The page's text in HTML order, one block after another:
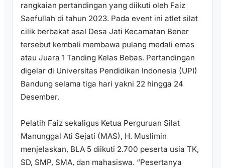
rangkaian pertandingan yang diikuti oleh Faiz
Saefullah di tahun 2023. Pada event ini atlet silat
cilik berbakat asal Desa Jati Kecamatan Bener
tersebut kembali membawa pulang medali emas
atau Juara 1 Tanding Kelas Bebas. Pertandingan
digelar di Universitas Pendidikan Indonesia (UPI)
Bandung selama tiga hari yakni 22 hingga 24
Desember.
Pelatih Faiz sekaligus Ketua Perguruan Silat
Manunggal Ati Sejati (MAS), H. Muslimin
menjelaskan, BLA 5 diikuti 2.700 peserta usia TK,
SD, SMP, SMA, dan mahasiswa. “Pesertanya